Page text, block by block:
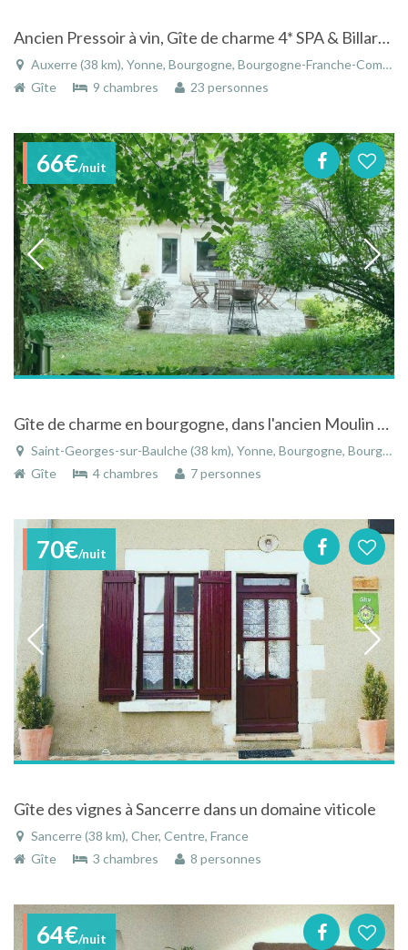
Ancien Pressoir à vin, Gîte de charme 4* SPA & Billard pour 15-17 pers
Auxerre (38 km), Yonne, Bourgogne, Bourgogne-Franche-Comté, France
Gîte
9 chambres 23 personnes
66€/nuit
Gîte de charme en bourgogne, dans l'ancien Moulin de saint Georges
Saint-Georges-sur-Baulche (38 km), Yonne, Bourgogne, Bourgogne-Franche-Comté, France
Gîte
4 chambres 7 personnes
70€/nuit
Gîte des vignes à Sancerre dans un domaine viticole
Sancerre (38 km), Cher, Centre, France
Gîte
3 chambres 8 personnes
64€/nuit